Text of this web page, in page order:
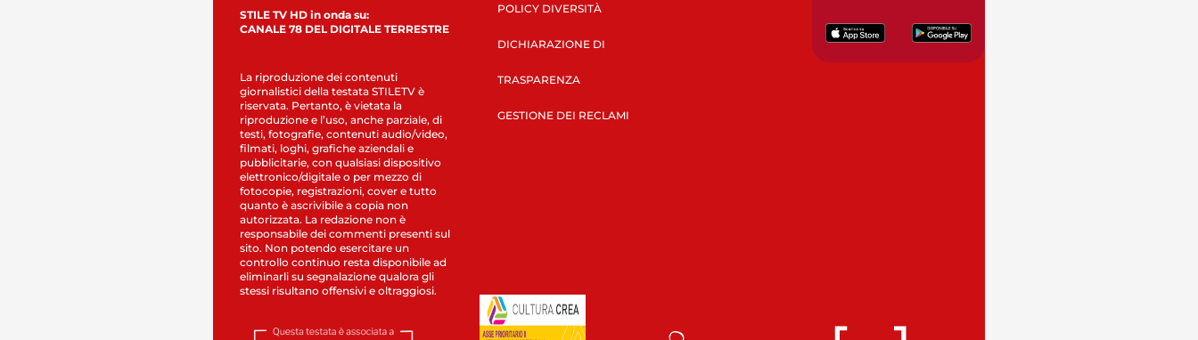
STILE TV HD in onda su:
CANALE 78 DEL DIGITALE TERRESTRE
La riproduzione dei contenuti
giornalistici della testata STILETV è
riservata. Pertanto, è vietata la
riproduzione e l’uso, anche parziale, di
testi, fotografie, contenuti audio/video,
filmati, loghi, grafiche aziendali e
pubblicitarie, con qualsiasi dispositivo
elettronico/digitale o per mezzo di
fotocopie, registrazioni, cover e tutto
quanto è ascrivibile a copia non
autorizzata. La redazione non è
responsabile dei commenti presenti sul
sito. Non potendo esercitare un
controllo continuo resta disponibile ad
eliminarli su segnalazione qualora gli
stessi risultano offensivi e oltraggiosi.
POLICY DIVERSITÀ
DICHIARAZIONE DI
TRASPARENZA
GESTIONE DEI RECLAMI